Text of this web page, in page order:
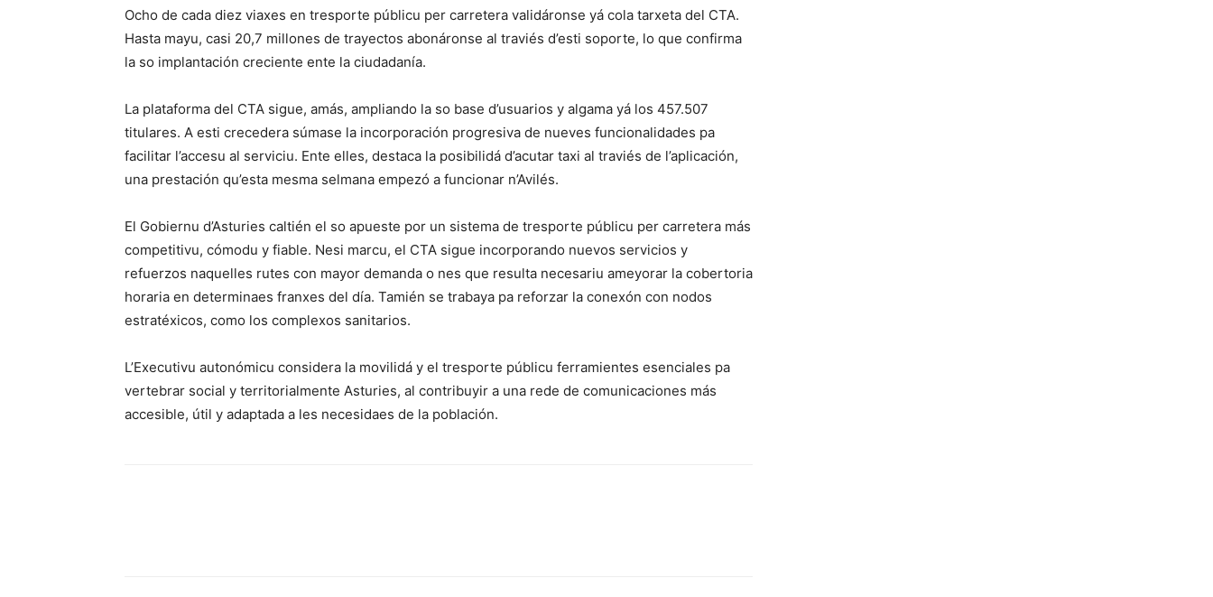
Ocho de cada diez viaxes en tresporte públicu per carretera validáronse yá cola tarxeta del CTA.
Hasta mayu, casi 20,7 millones de trayectos abonáronse al traviés d’esti soporte, lo que confirma
la so implantación creciente ente la ciudadanía.
La plataforma del CTA sigue, amás, ampliando la so base d’usuarios y algama yá los 457.507
titulares. A esti crecedera súmase la incorporación progresiva de nueves funcionalidades pa
facilitar l’accesu al serviciu. Ente elles, destaca la posibilidá d’acutar taxi al traviés de l’aplicación,
una prestación qu’esta mesma selmana empezó a funcionar n’Avilés.
El Gobiernu d’Asturies caltién el so apueste por un sistema de tresporte públicu per carretera más
competitivu, cómodu y fiable. Nesi marcu, el CTA sigue incorporando nuevos servicios y
refuerzos naquelles rutes con mayor demanda o nes que resulta necesariu ameyorar la cobertoria
horaria en determinaes franxes del día. Tamién se trabaya pa reforzar la conexón con nodos
estratéxicos, como los complexos sanitarios.
L’Executivu autonómicu considera la movilidá y el tresporte públicu ferramientes esenciales pa
vertebrar social y territorialmente Asturies, al contribuyir a una rede de comunicaciones más
accesible, útil y adaptada a les necesidaes de la población.